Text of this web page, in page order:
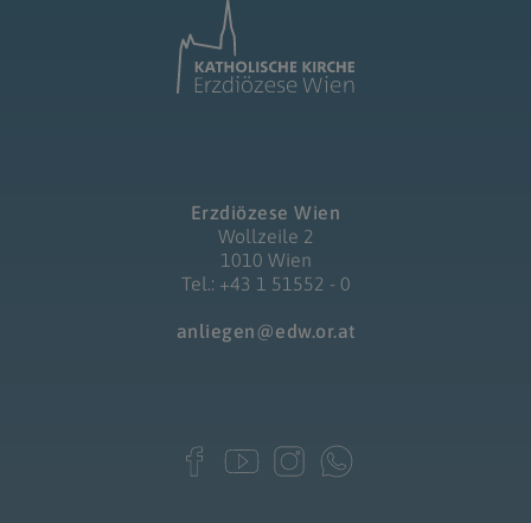
Erzdiözese Wien
Wollzeile 2
1010 Wien
Tel.: +43 1 51552 - 0
anliegen@edw.or.at